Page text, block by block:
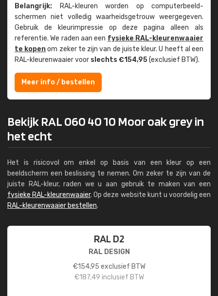
Belangrijk: RAL-kleuren worden op computer­beeld­
schermen niet volledig waarheids­­getrouw weer­gegeven.
Gebruik de kleur­impressie op deze pagina alleen als
referentie. We raden aan een fysieke RAL-kleuren­waaier
te kopenom zeker te zijn van de juiste kleur. U heeft al een
RAL-kleuren­waaier voor slechts €154,95(exclusief BTW).
Meer info / bestellen
Bekijk RAL 060 40 10 Moor oak grey in
het echt
Het is risicovol om enkel op basis van een kleur op een
beeldscherm een beslissing te nemen. Om zeker te zijn van de
juiste RAL-kleur, raden we u aan gebruik te maken van een
fysieke RAL-kleurenwaaier. Op deze website kunt u voordelig een
RAL-kleurenwaaier bestellen.
RAL D2
RAL DESIGN
€154,95 exclusief BTW
€187,49 inclusief BTW